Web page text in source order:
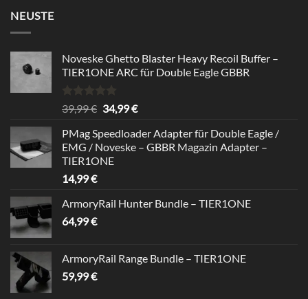
NEUSTE
Noveske Ghetto Blaster Heavy Recoil Buffer –
TIER1ONE ARC für Double Eagle GBBR
Bewertet
mit
von 5
39,99€ Ursprünglicher
war:
39,99 €
34,99€Aktueller
ist:
34,99 €.
PMag Speedloader Adapter für Double Eagle /
EMG / Noveske – GBBR Magazin Adapter –
TIER1ONE
14,99€
ArmoryRail Hunter Bundle – TIER1ONE
64,99€
ArmoryRail Range Bundle – TIER1ONE
59,99€